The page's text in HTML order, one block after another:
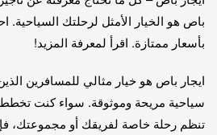
باص هو الخيار الأمثل لرحلتك السياحية.
بأسعار ممتازة. اقرأ لمعرفة المزيد!
ايجار باص هو خيار مثالي للمسافرين
سياحية مريحة وموثوقة. سواء كنت تخطط
تنظم رحلة خاصة لفريقك أو مجموعتك،